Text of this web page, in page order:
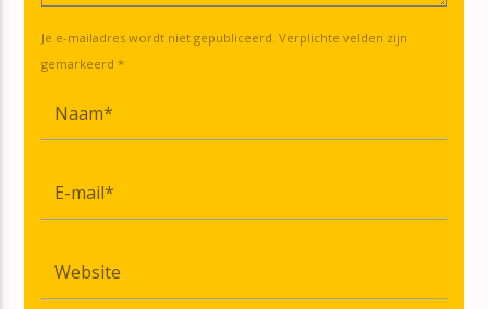
Je e-mailadres wordt niet gepubliceerd. Verplichte velden zijn
gemarkeerd *